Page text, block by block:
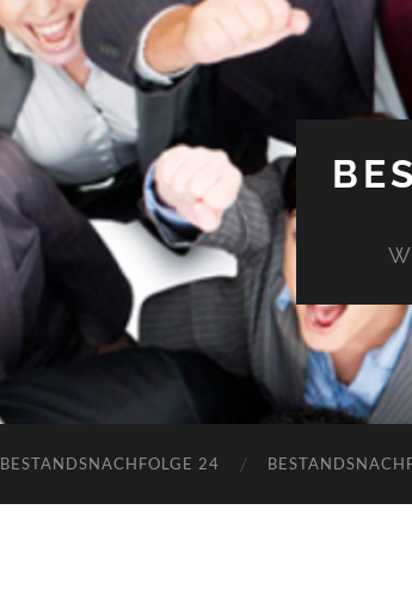
BESTANDSNACHFOLGE 24